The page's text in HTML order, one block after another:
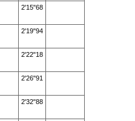
2'15"68
2'19"94
2'22"18
2'26"91
2'32"88